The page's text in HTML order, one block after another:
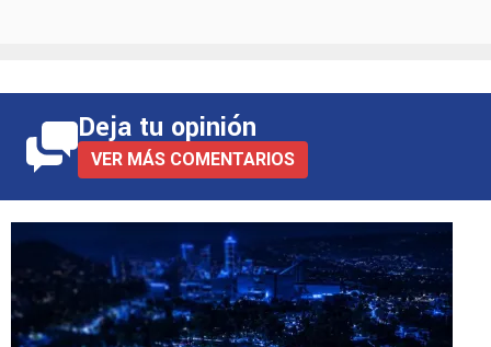
Deja tu opinión
VER MÁS COMENTARIOS